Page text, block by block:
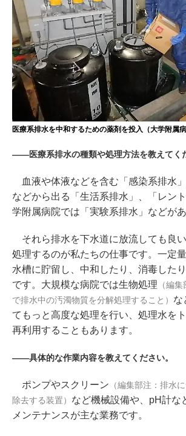
医療系排水を中和するための薬剤を投入（大学附属
――医療系排水の種類や処理方法を教えてく
血液や体液などを含む「感染系排水
などから出る「生活系排水」、「レン
学附属病院では「実験系排水」などがあ
それら排水を下水道に放流しても良
処理するのが私たちの仕事です。一定
水槽に貯留し、中和したり、消毒した
です。大規模な病院では生物処理 （編
で排水中の汚濁物質を分解処理すること） な
てもっと高度な処理を行い、処理水を
再利用することもあります。
――具体的な作業内容を教えてください。
ポンプやスクリーン （編集部注：排水
除去する装置） など機械設備や、pH計な
メンテナンスが主な業務です。